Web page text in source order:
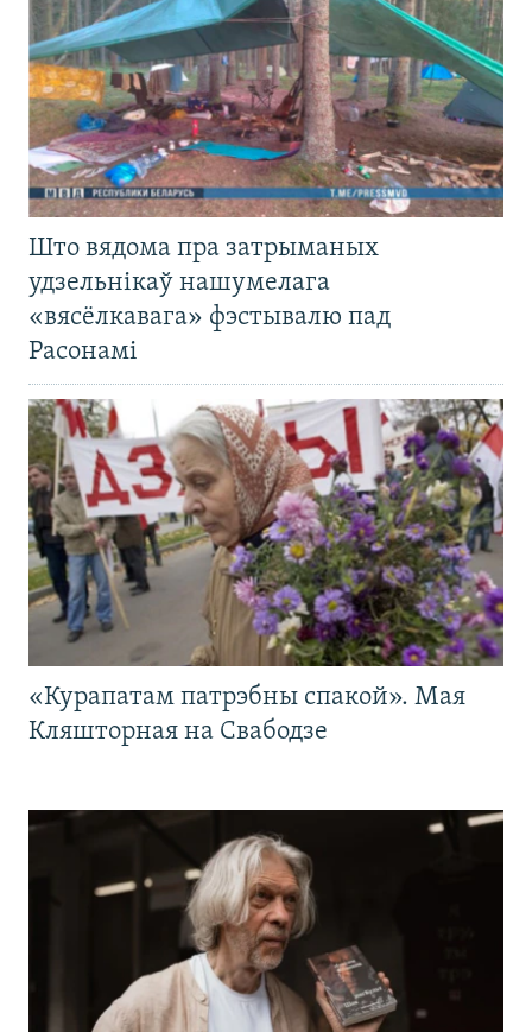
Што вядома пра затрыманых
удзельнікаў нашумелага
«вясёлкавага» фэстывалю пад
Расонамі
«Курапатам патрэбны спакой». Мая
Кляшторная на Свабодзе